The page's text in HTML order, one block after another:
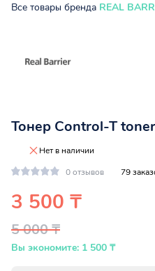
Все товары бренда REAL
Тонер Control-T
Нет в наличии
0 отзывов
79
3 500 ₸
5 000 ₸
Вы экономите: 1 500 ₸